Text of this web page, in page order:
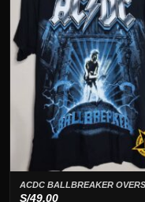
ACDC BALLBREAKER
S/49.00